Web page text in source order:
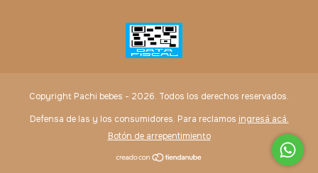
Copyright Pachi bebes - 2026. Todos los derechos reservados.
Defensa de las y los consumidores. Para reclamos ingresá acá.
Botón de arrepentimiento